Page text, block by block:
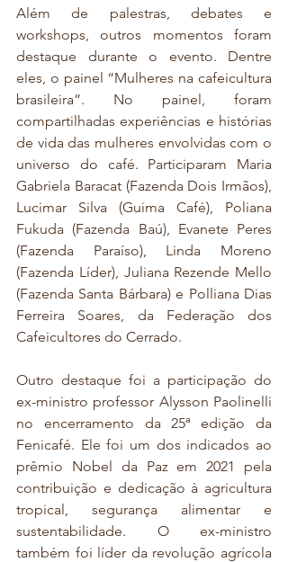
Além de palestras, debates e
workshops, outros momentos foram
destaque durante o evento. Dentre
eles, o painel “Mulheres na cafeicultura
brasileira”. No painel, foram
compartilhadas experiências e histórias
de vida das mulheres envolvidas com o
universo do café. Participaram Maria
Gabriela Baracat (Fazenda Dois Irmãos),
Lucimar Silva (Guima Café), Poliana
Fukuda (Fazenda Baú), Evanete Peres
(Fazenda Paraíso), Linda Moreno
(Fazenda Líder), Juliana Rezende Mello
(Fazenda Santa Bárbara) e Polliana Dias
Ferreira Soares, da Federação dos
Cafeicultores do Cerrado.
Outro destaque foi a participação do
ex-ministro professor Alysson Paolinelli
no encerramento da 25ª edição da
Fenicafé. Ele foi um dos indicados ao
prêmio Nobel da Paz em 2021 pela
contribuição e dedicação à agricultura
tropical, segurança alimentar e
sustentabilidade. O ex-ministro
também foi líder da revolução agrícola